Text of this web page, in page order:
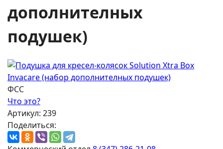
дополнителных
подушек)
ФСС
Что это?
Артикул: 239
Поделиться: